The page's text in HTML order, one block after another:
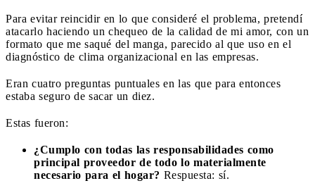
Para evitar reincidir en lo que consideré el problema, pretendí
atacarlo haciendo un chequeo de la calidad de mi amor, con un
formato que me saqué del manga, parecido al que uso en el
diagnóstico de clima organizacional en las empresas.
Eran cuatro preguntas puntuales en las que para entonces
estaba seguro de sacar un diez.
Estas fueron:
¿Cumplo con todas las responsabilidades como
principal proveedor de todo lo materialmente
necesario para el hogar? Respuesta: sí.